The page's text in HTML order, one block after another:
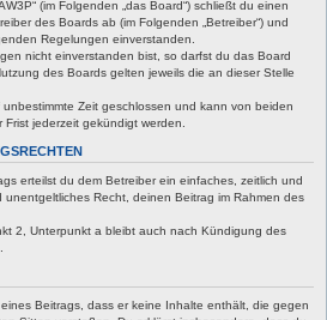
(im Folgenden „das Board“) schließt du einen
des Boards ab (im Folgenden „Betreiber“) und
Regelungen einverstanden.
nicht einverstanden bist, so darfst du das Board
des Boards gelten jeweils die an dieser Stelle
Zeit geschlossen und kann von beiden
jederzeit gekündigt werden.
erteilst du dem Betreiber ein einfaches, zeitlich und
unentgeltliches Recht, deinen Beitrag im Rahmen des
2, Unterpunkt a bleibt auch nach Kündigung des
Beitrags, dass er keine Inhalte enthält, die gegen